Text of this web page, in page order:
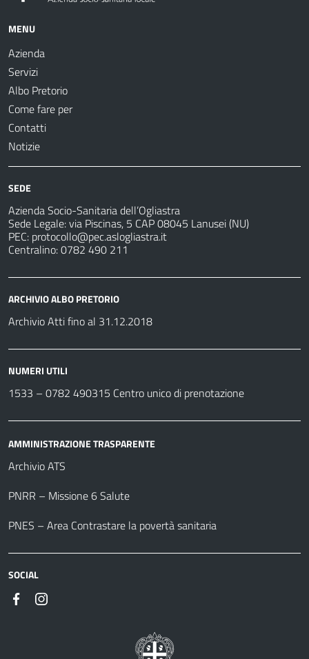
MENU
Azienda
Servizi
Albo Pretorio
Come fare per
Contatti
Notizie
SEDE
Azienda Socio-Sanitaria dell’Ogliastra
Sede Legale: via Piscinas, 5 CAP 08045 Lanusei (NU)
PEC: protocollo@pec.aslogliastra.it
Centralino: 0782 490 211
ARCHIVIO ALBO PRETORIO
Archivio Atti fino al 31.12.2018
NUMERI UTILI
1533 – 0782 490315 Centro unico di prenotazione
AMMINISTRAZIONE TRASPARENTE
Archivio ATS
PNRR – Missione 6 Salute
PNES – Area Contrastare la povertà sanitaria
SOCIAL